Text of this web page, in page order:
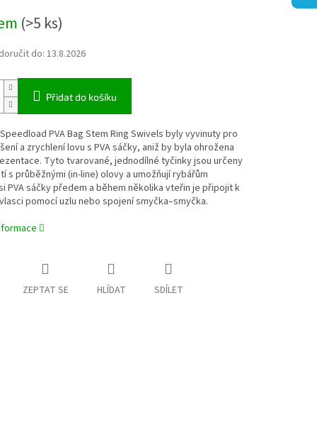
(>5 ks)
do: 13.8.2026
Přidat do košíku
PVA Bag Stem Ring Swivels byly vyvinuty pro
a zrychlení lovu s PVA sáčky, aniž by byla ohrožena
Tyto tvarované, jednodílné tyčinky jsou určeny
s průběžnými (in-line) olovy a umožňují rybářům
PVA sáčky předem a během několika vteřin je připojit k
pomocí uzlu nebo spojení smyčka–smyčka.
ZEPTAT SE HLÍDAT SDÍLET